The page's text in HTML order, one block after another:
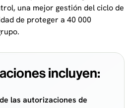
una mejor gestión del ciclo de
de proteger a 40 000
incluyen:
las autorizaciones de